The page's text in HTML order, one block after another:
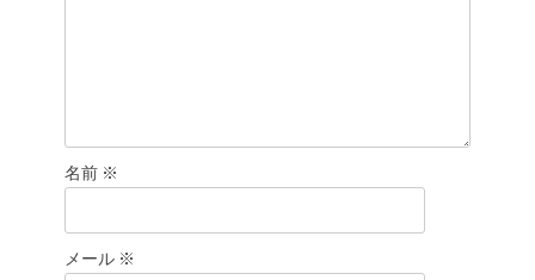
名前 ※
メール ※